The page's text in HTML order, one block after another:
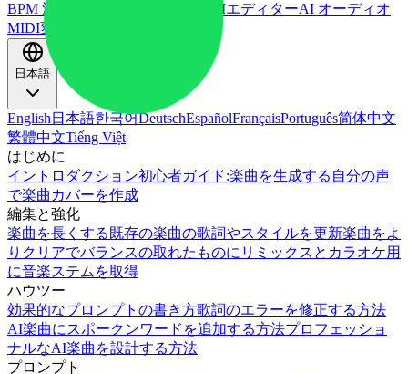
BPM 測定 AI MIDIエディターAI オーディオ
MIDI変換
日本語
English 日本語한국어DeutschEspañolFrançaisPortuguês简体中文
繁體中文Tiếng Việt
はじめに
イントロダクション初心者ガイド:楽曲を生成する 自分の声
で楽曲カバーを作成
編集と強化
楽曲を長くする 既存の楽曲の歌詞やスタイルを更新楽曲をよ
りクリアでバランスの取れたものに リミックスとカラオケ用
に音楽ステムを取得
ハウツー
効果的なプロンプトの書き方歌詞のエラーを修正する方法
AI楽曲にスポークンワードを追加する方法プロフェッショ
ナルなAI楽曲を設計する方法
プロンプト